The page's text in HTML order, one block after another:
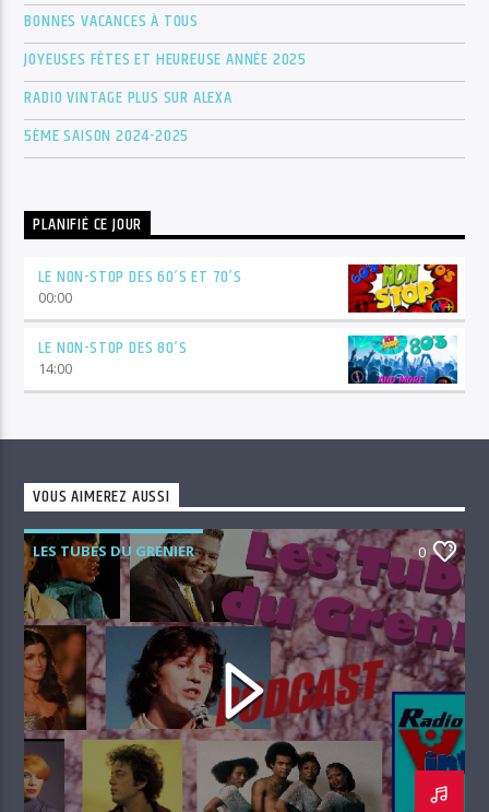
BONNES VACANCES À TOUS
JOYEUSES FÊTES ET HEUREUSE ANNÉE 2025
RADIO VINTAGE PLUS SUR ALEXA
5ÈME SAISON 2024-2025
PLANIFIÉ CE JOUR
LE NON-STOP DES 60’S ET 70’S
00:00
LE NON-STOP DES 80’S
14:00
VOUS AIMEREZ AUSSI
LES TUBES DU GRENIER 0